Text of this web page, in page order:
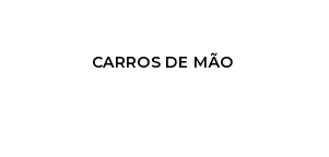
CARROS DE MÃO